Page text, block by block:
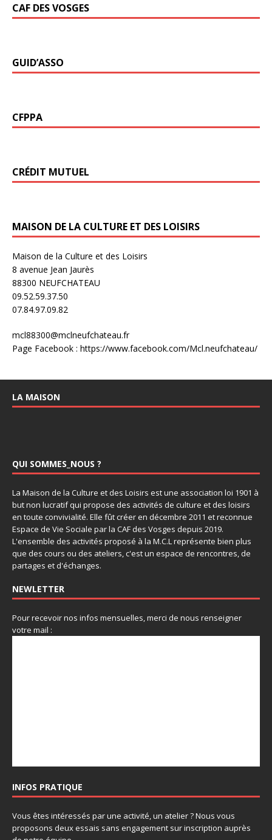
CAF DES VOSGES
GUID’ASSO
CFPPA
CRÉDIT MUTUEL
MAISON DE LA CULTURE ET DES LOISIRS
Maison de la Culture et des Loisirs
8 avenue Jean Jaurès
88300 NEUFCHATEAU
09.52.59.37.50
07.84.97.09.82
mcl88300@mclneufchateau.fr
Page Facebook : https://www.facebook.com/Mcl.neufchateau/
LA MAISON
QUI SOMMES_NOUS ?
La Maison de la Culture et des Loisirs est une association loi 1901 à
but non lucratif qui propose des activités de culture et des loisirs
en toute convivialité. Elle fût créer en décembre 2011 et reconnue
Espace de Vie Sociale par la CAF des Vosges depuis 2019.
L'ensemble des activités proposé à la M.C.L représente bien plus
que des cours ou des ateliers, c'est un espace de rencontres, de
partages et d'échanges.
NEWLETTER
Pour recevoir nos infos mensuelles, merci de nous renseigner
votre mail :
INFOS PRATIQUE
Vous êtes intéressés par une activité, un atelier ? Nous vous
proposons deux essais sans engagement sur inscription auprès